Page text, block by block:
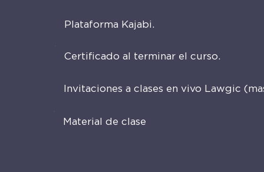
Plataforma Kajabi.
Certificado al terminar el curso.
Invitaciones a clases en vivo Lawgic
Material de clase